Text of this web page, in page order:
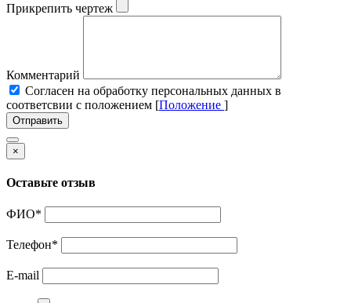
Прикрепить чертеж
Комментарий
Cогласен на обработку персональных данных в
соответсвии с положением [Положение ]
Отправить
×
Оставьте отзыв
ФИО*
Телефон*
E-mail